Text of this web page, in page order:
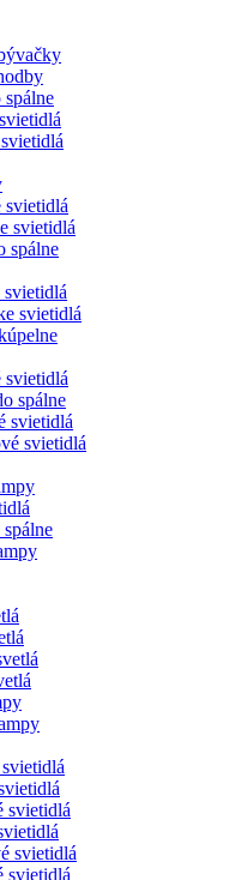
spálne
svietidlá
svietidlá
spálne
svietidlá
svietidlá
svietidlá
spálne
svietidlá
svietidlá
svietidlá
svietidlá
svietidlá